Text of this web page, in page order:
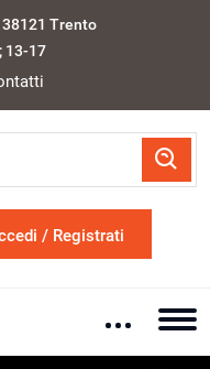
Trento
13-17
/ Registrati